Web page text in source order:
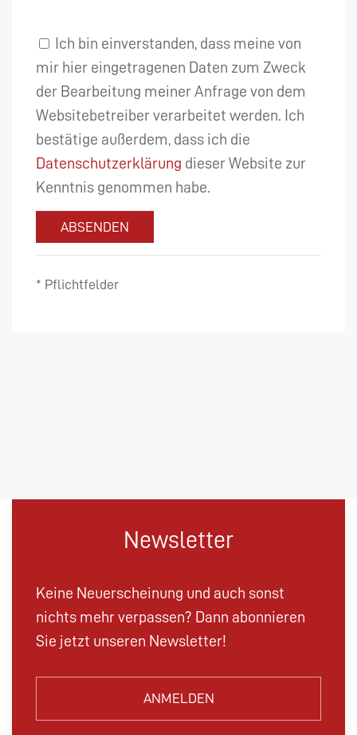
Ich bin einverstanden, dass meine von
mir hier eingetragenen Daten zum Zweck
der Bearbeitung meiner Anfrage von dem
Websitebetreiber verarbeitet werden. Ich
bestätige außerdem, dass ich die
Datenschutzerklärung dieser Website zur
Kenntnis genommen habe.
ABSENDEN
* Pflichtfelder
Newsletter
Keine Neuerscheinung und auch sonst
nichts mehr verpassen? Dann abonnieren
Sie jetzt unseren Newsletter!
ANMELDEN